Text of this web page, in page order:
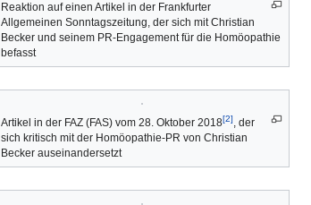
Reaktion auf einen Artikel in der Frankfurter
Allgemeinen Sonntagszeitung, der sich mit Christian
Becker und seinem PR-Engagement für die Homöopathie
befasst
Artikel in der FAZ (FAS) vom 28. Oktober 2018[2], der
sich kritisch mit der Homöopathie-PR von Christian
Becker auseinandersetzt